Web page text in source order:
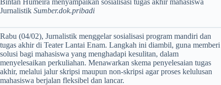
Bintan Humeira menyampaikan sosialisasi tugas akhir mahasiswa
Jurnalistik Sumber.dok.pribadi
Rabu (04/02), Jurnalistik menggelar sosialisasi program mandiri dan
tugas akhir di Teater Lantai Enam. Langkah ini diambil, guna memberi
solusi bagi mahasiswa yang menghadapi kesulitan, dalam
menyelesaikan perkuliahan. Menawarkan skema penyelesaian tugas
akhir, melalui jalur skripsi maupun non-skripsi agar proses kelulusan
mahasiswa berjalan fleksibel dan lancar.